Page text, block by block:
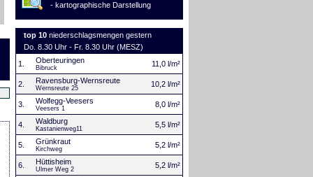
- kartographische Darstellung
top 10 niederschlagsmengen gestern
Do. 8.30 Uhr - Fr. 8.30 Uhr (MESZ)
1.
Oberteuringen
Bibruck 11,0 l/m²
2. Ravensburg-Wernsreute
Wernsreute 25 10,2 l/m²
3. Wolfegg-Veesers
Veesers 1 8,0 l/m²
4. Waldburg
Kastanienweg11 5,5 l/m²
5. Grünkraut
Kirchweg 5,2 l/m²
6. Hüttisheim
Ulmer Weg 2 5,2 l/m²